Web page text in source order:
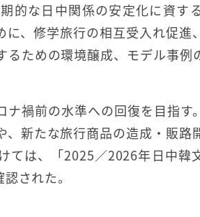
的な日中関係の安定化に資す
、修学旅行の相互受入れ促進
ための環境醸成、モデル事例
禍前の水準への回復を目指す
新たな旅行商品の造成・販路
ては、「2025／2026年日中韓
された。